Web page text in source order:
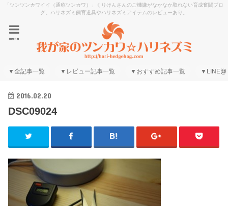
「ツンツンカワイイ（通称ツンカワ）」くりけんさんのご機嫌がなかなか取れない育成奮闘ブロ
グ。ハリネズミ飼育道具やハリネズミアイテムのレビューあり。
menu
▼全記事一覧 ▼レビュー記事一覧 ▼おすすめ記事一覧 ▼LINE@
2016.02.20
DSC09024